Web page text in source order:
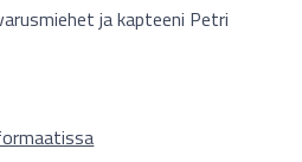
ja kapteeni Petri